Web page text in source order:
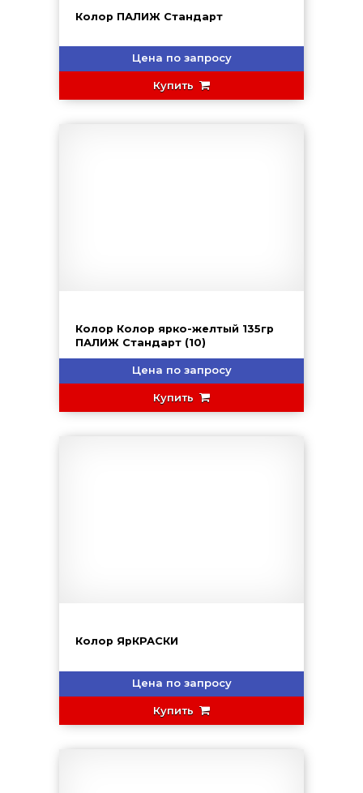
Колор ПАЛИЖ Стандарт
Цена по запросу
Купить
Колор Колор ярко-желтый 135гр
ПАЛИЖ Стандарт (10)
Цена по запросу
Купить
Колор ЯрКРАСКИ
Цена по запросу
Купить